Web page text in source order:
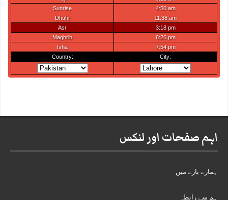
اہم صفحات اور لنکس
ہمارے بارے میں
ہم سے رابطہ